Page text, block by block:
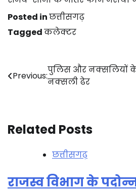
Posted inछत्तीसगढ़
Taggedकलेक्टर
Post
Previous:
पुलिस और नक्सलियों के
नक्सली ढेर
Related Posts
छत्तीसगढ़
राजस्व विभाग के